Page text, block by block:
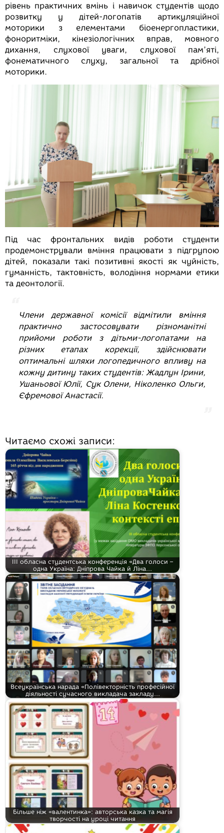
рівень практичних вмінь і навичок студентів щодо
розвитку у дітей-логопатів артикуляційної
моторики з елементами біоенергопластики,
фоноритміки, кінезіологічних вправ, мовного
дихання, слухової уваги, слухової пам’яті,
фонематичного слуху, загальної та дрібної
моторики.
Під час фронтальних видів роботи студенти
продемонстрували вміння працювати з підгрупою
дітей, показали такі позитивні якості як чуйність,
гуманність, тактовність, володіння нормами етики
та деонтології.
Члени державної комісії відмітили вміння
практично застосовувати різноманітні
прийоми роботи з дітьми-логопатами на
різних етапах корекції, здійснювати
оптимальні шляхи логопедичного впливу на
кожну дитину таких студентів: Жадлун Ірини,
Ушаньової Юлії, Сук Олени, Ніколенко Ольги,
Єфремової Анастасії.
Читаємо схожі записи:
ІІІ обласна студентська конференція «Два голоси –
одна Україна: Дніпрова Чайка й Ліна…
Всеукраїнська нарада «Полівекторність професійної
діяльності сучасного викладача закладу…
Більше ніж «валентинка»: авторська казка та магія
творчості на уроці читання